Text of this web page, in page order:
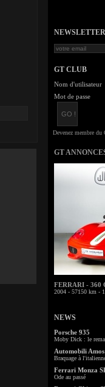
GT CLUB
Nom d'utilisateur
Mot de passe
GT
FERRARI - 360
2004 - 57150 km -
NEWS
Porsche 935
Moby Dick : le
Automobili
Braquage à
Ferrari Monza
Ode au passé